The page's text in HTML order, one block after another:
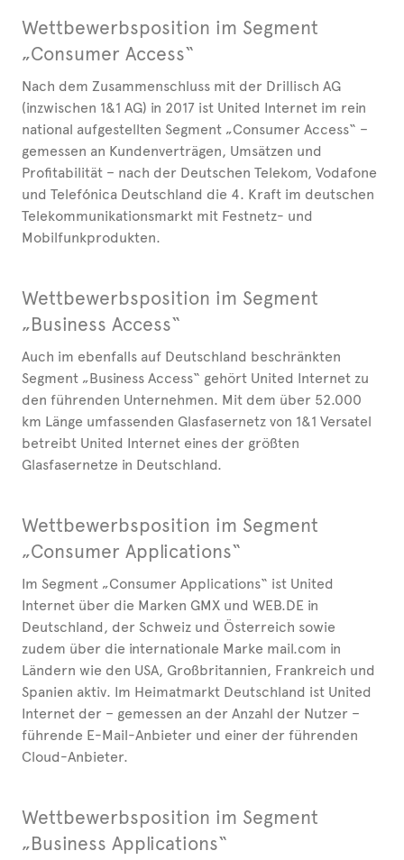
Wettbewerbsposition im Segment
„Consumer Access“
Nach dem Zusammenschluss mit der Drillisch AG
(inzwischen 1&1 AG) in 2017 ist United Internet im rein
national aufgestellten Segment „Consumer Access“ –
gemessen an Kundenverträgen, Umsätzen und
Profitabilität – nach der Deutschen Telekom, Vodafone
und Telefónica Deutschland die 4. Kraft im deutschen
Telekommunikationsmarkt mit Festnetz- und
Mobilfunkprodukten.
Wettbewerbsposition im Segment
„Business Access“
Auch im ebenfalls auf Deutschland beschränkten
Segment „Business Access“ gehört United Internet zu
den führenden Unternehmen. Mit dem über 52.000
km Länge umfassenden Glasfasernetz von 1&1 Versatel
betreibt United Internet eines der größten
Glasfasernetze in Deutschland.
Wettbewerbsposition im Segment
„Consumer Applications“
Im Segment „Consumer Applications“ ist United
Internet über die Marken GMX und WEB.DE in
Deutschland, der Schweiz und Österreich sowie
zudem über die internationale Marke mail.com in
Ländern wie den USA, Großbritannien, Frankreich und
Spanien aktiv. Im Heimatmarkt Deutschland ist United
Internet der – gemessen an der Anzahl der Nutzer –
führende E-Mail-Anbieter und einer der führenden
Cloud-Anbieter.
Wettbewerbsposition im Segment
„Business Applications“